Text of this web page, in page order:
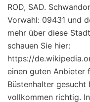
ROD, SAD.
Vorwahl: 09431 und
mehr über diese
schauen Sie hier:
https://
einen guten Anbieter
Büstenhalter gesucht
vollkommen richtig.